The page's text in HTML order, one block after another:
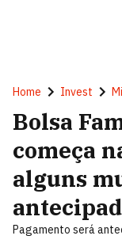
Home Invest
Bolsa
começa
alguns
Pagamento será